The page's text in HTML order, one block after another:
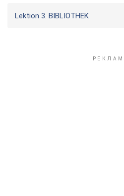
Lektion 3. BIBLIOTHEK